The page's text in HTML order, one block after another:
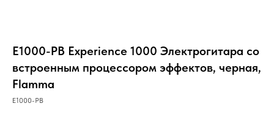
E1000-PB Experience 1000 Электрогитара со
встроенным процессором эффектов, черная,
Flamma
E1000-PB